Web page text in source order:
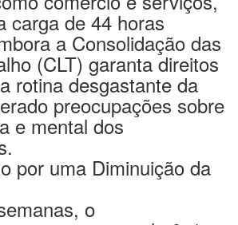
carga de 44 horas
a Consolidação das
(CLT) garanta direitos
rotina desgastante da
preocupações sobre
e mental dos
por uma Diminuição da
o